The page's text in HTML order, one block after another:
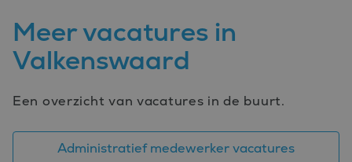
Meer vacatures in
Valkenswaard
Een overzicht van vacatures in de buurt.
Administratief medewerker vacatures